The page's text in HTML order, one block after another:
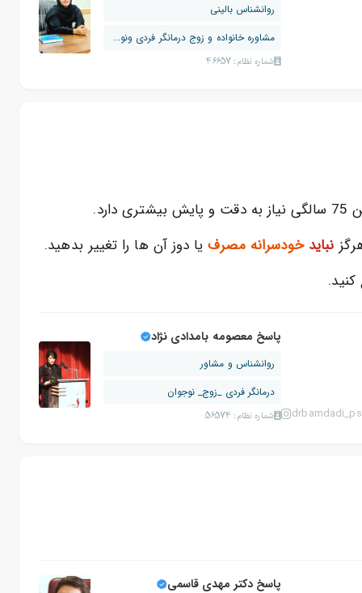
روانشناس بالینی
مشاوره خانواده و زوج درمانگر فردی ونو...
شماره نظام: 46657
نباید خودسرانه مصرفیا دوز آن ها را تغییر بدهید.
پاسخ معصومه بامدادی نژاد
روانشناس و مشاور
درمانگر فردی _زوج_ نوجوان
شماره نظام: 56574
پاسخ دکتر مهدی قاسمی